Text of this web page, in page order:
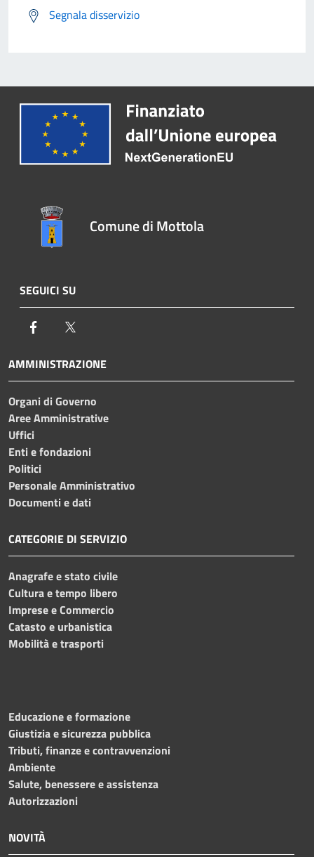
Segnala disservizio
Comune di Mottola
SEGUICI SU
Facebook
AMMINISTRAZIONE
Organi di Governo
Aree Amministrative
Uffici
Enti e fondazioni
Politici
Personale Amministrativo
Documenti e dati
CATEGORIE DI SERVIZIO
Anagrafe e stato civile
Cultura e tempo libero
Imprese e Commercio
Catasto e urbanistica
Mobilità e trasporti
Educazione e formazione
Giustizia e sicurezza pubblica
Tributi, finanze e contravvenzioni
Ambiente
Salute, benessere e assistenza
Autorizzazioni
NOVITÀ